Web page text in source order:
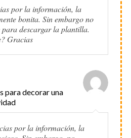
por la información, la
bonita. Sin embargo no
para descargar la plantilla.
Gracias
para decorar una
por la información, la